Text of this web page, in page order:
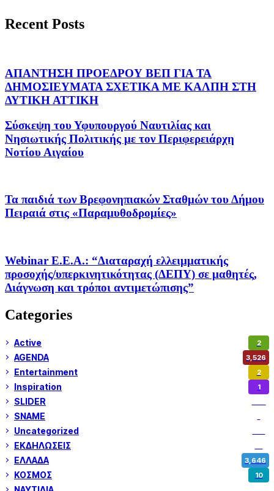
Recent Posts
ΑΠΑΝΤΗΣΗ ΠΡΟΕΔΡΟΥ ΒΕΠ ΓΙΑ ΤΑ
ΔΗΜΟΣΙΕΥΜΑΤΑ ΣΧΕΤΙΚΑ ΜΕ ΚΑΛΠΗ ΣΤΗ
ΔΥΤΙΚΗ ΑΤΤΙΚΗ
Σύσκεψη του Υφυπουργού Ναυτιλίας και
Νησιωτικής Πολιτικής με τον Περιφερειάρχη
Νοτίου Αιγαίου
Τα παιδιά των Βρεφονηπιακών Σταθμών του Δήμου
Πειραιά στις «Παραμυθοδρομίες»
Webinar Ε.Ε.Α.: “Διαταραχή ελλειμματικής
προσοχής/υπερκινητικότητας (ΔΕΠΥ) σε μαθητές,
Διάγνωση και τρόποι αντιμετώπισης”
Categories
Active 2
AGENDA 3,526
Entertainment 2
Inspiration 1
SLIDER
SNAME
Uncategorized
ΕΚΔΗΛΩΣΕΙΣ
ΕΛΛΑΔΑ 3,646
ΚΟΣΜΟΣ 10